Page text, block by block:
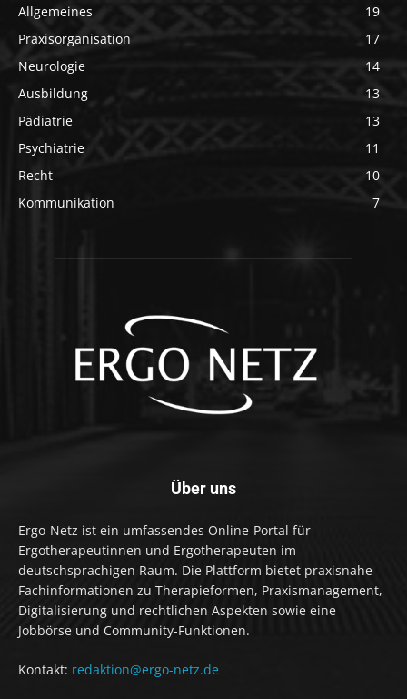
Allgemeines
19
Praxisorganisation
17
Neurologie
14
Ausbildung
13
Pädiatrie
13
Psychiatrie
11
Recht
10
Kommunikation
7
Über uns
Ergo-Netz ist ein umfassendes Online-Portal für
Ergotherapeutinnen und Ergotherapeuten im
deutschsprachigen Raum. Die Plattform bietet praxisnahe
Fachinformationen zu Therapieformen, Praxismanagement,
Digitalisierung und rechtlichen Aspekten sowie eine
Jobbörse und Community-Funktionen.
Kontakt: redaktion@ergo-netz.de